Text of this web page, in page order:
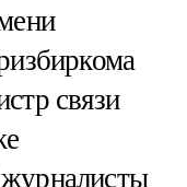
связи